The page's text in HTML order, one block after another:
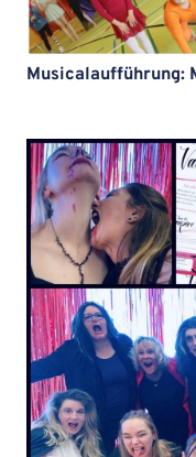
Musicalaufführung: